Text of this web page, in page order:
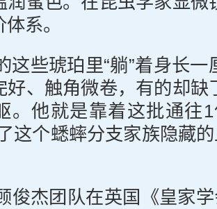
系。
这些琥珀里“躺”着身长
好、触角微卷，有的却缺
。他就是靠着这批通往
这个蟋蟀分支家族隐藏
俊杰团队在英国《皇家